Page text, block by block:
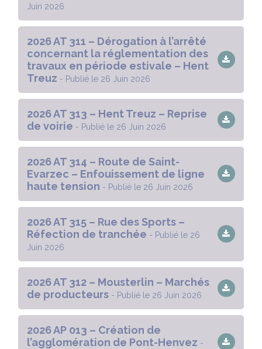
Juin 2026
2026 AT 311 – Dérogation à l’arrêté
concernant la réglementation des
travaux en période estivale – Hent
Treuz - Publié le 26 Juin 2026
2026 AT 313 – Hent Treuz – Reprise
de voirie - Publié le 26 Juin 2026
2026 AT 314 – Route de Saint-
Evarzec – Enfouissement de ligne
haute tension - Publié le 26 Juin 2026
2026 AT 315 – Rue des Sports –
Réfection de tranchée - Publié le 26
Juin 2026
2026 AT 312 – Mousterlin – Marchés
de producteurs - Publié le 26 Juin 2026
2026 AP 013 – Création de
l’agglomération de Pont-Henvez -